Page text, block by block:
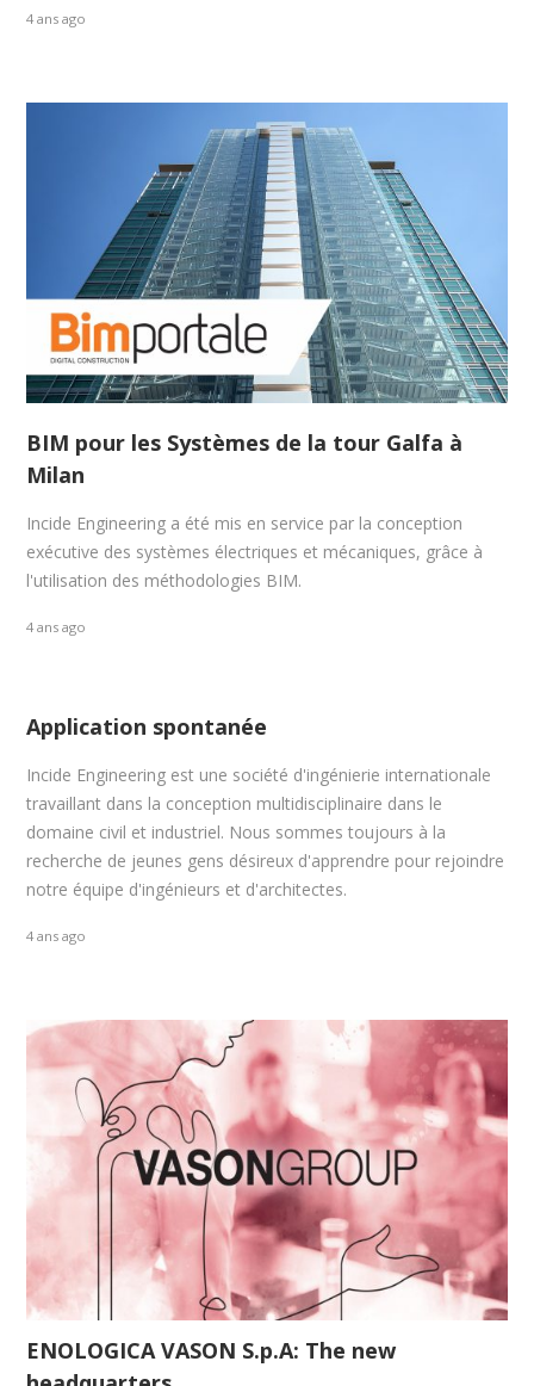
4 ans ago
BIM pour les Systèmes de la tour Galfa à
Milan
Incide Engineering a été mis en service par la conception
exécutive des systèmes électriques et mécaniques, grâce à
l'utilisation des méthodologies BIM.
4 ans ago
Application spontanée
Incide Engineering est une société d'ingénierie internationale
travaillant dans la conception multidisciplinaire dans le
domaine civil et industriel. Nous sommes toujours à la
recherche de jeunes gens désireux d'apprendre pour rejoindre
notre équipe d'ingénieurs et d'architectes.
4 ans ago
ENOLOGICA VASON S.p.A: The new